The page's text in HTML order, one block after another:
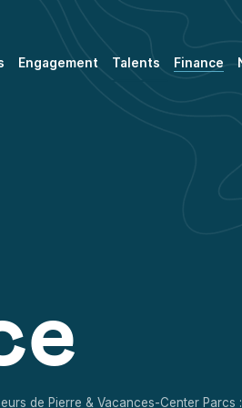
Engagement Talents Finance
de Pierre & Vacances-Center Parcs :